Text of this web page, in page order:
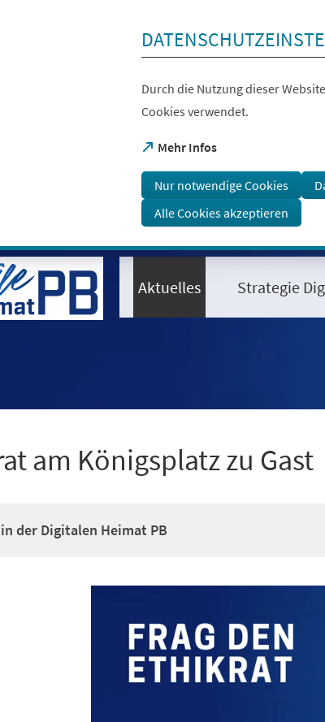
Durch die Nutzung dieser
Cookies verwendet.
Mehr Infos
(Öffnet
einem
neuen
Tab)
Nur notwendige Cookies
Alle Cookies akzeptieren
Aktuelles Strategie
am Königsplatz zu Gast
der Digitalen Heimat PB